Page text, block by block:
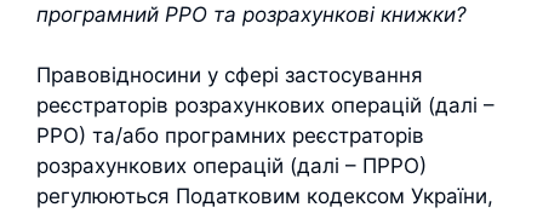
програмний РРО та розрахункові книжки?
Правовідносини у сфері застосування
реєстраторів розрахункових операцій (далі –
РРО) та/або програмних реєстраторів
розрахункових операцій (далі – ПРРО)
регулюються Податковим кодексом України,